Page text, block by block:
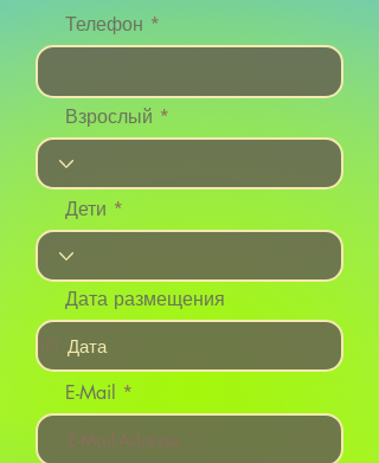
Телефон
Взрослый
Дети
Дата размещения
E-Mail